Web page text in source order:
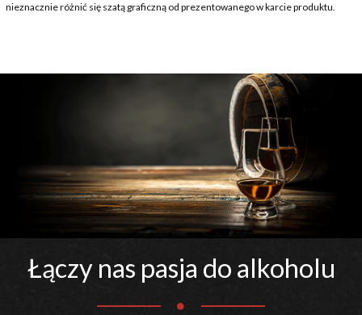
nieznacznie różnić się szatą graficzną od prezentowanego w karcie produktu.
Łączy nas pasja do alkoholu